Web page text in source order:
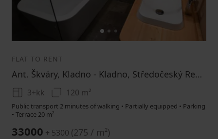
12 3
FLAT TO RENT
Ant. Škváry, Kladno - Kladno, Středočeský Region
3+kk 120 m²
Public transport 2 minutes of walking • Partially equipped • Parking
• Terrace 20 m²
33000 + 5300 (275 / m²)